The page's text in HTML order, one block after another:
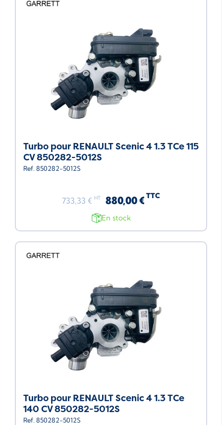
Turbo pour RENAULT Scenic 4 1.3 TCe 115
CV 850282-5012S
Ref. 850282-5012S
733,33 € HT 880,00 € TTC
En stock
Turbo pour RENAULT Scenic 4 1.3 TCe
140 CV 850282-5012S
Ref. 850282-5012S